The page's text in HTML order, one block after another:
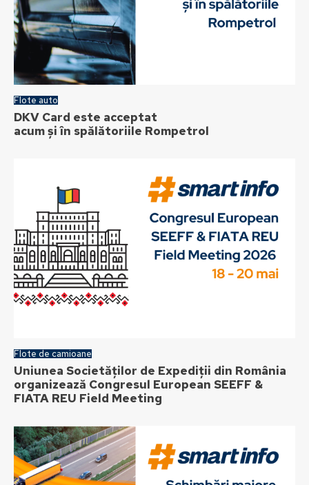
Flote auto
DKV Card este acceptat
acum și în spălătoriile Rompetrol
Flote de camioane
Uniunea Societăților de Expediții din România
organizează Congresul European SEEFF &
FIATA REU Field Meeting